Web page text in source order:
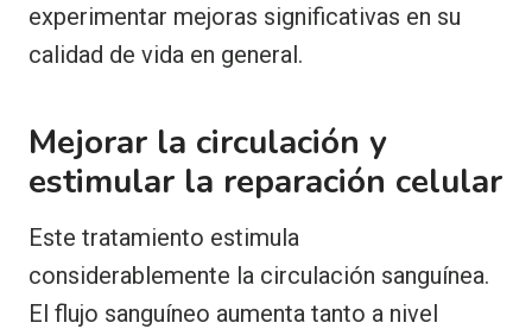
experimentar mejoras significativas en su
calidad de vida en general.
Mejorar la circulación y
estimular la reparación celular
Este tratamiento estimula
considerablemente la circulación sanguínea.
El flujo sanguíneo aumenta tanto a nivel